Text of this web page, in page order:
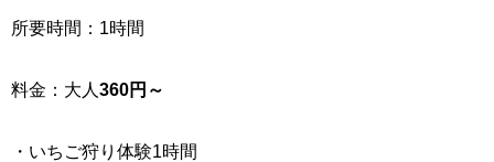
所要時間：1時間
料金：大人 360円～
・いちご狩り体験1時間